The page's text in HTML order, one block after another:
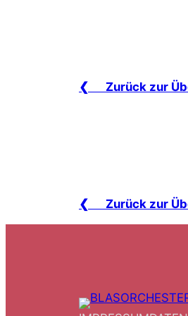
❮ Zurück zur
❮ Zurück zur